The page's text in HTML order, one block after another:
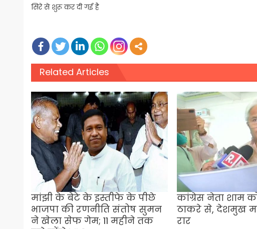
सिरे से शुरू कर दी गई है
Related Articles
मांझी के बेटे के इस्तीफे के पीछे
भाजपा की रणनीति संतोष सुमन
ने खेला सेफ गेम; 11 महीने तक
कांग्रेस नेता शाम
ठाकरे से, देशमुख
रार